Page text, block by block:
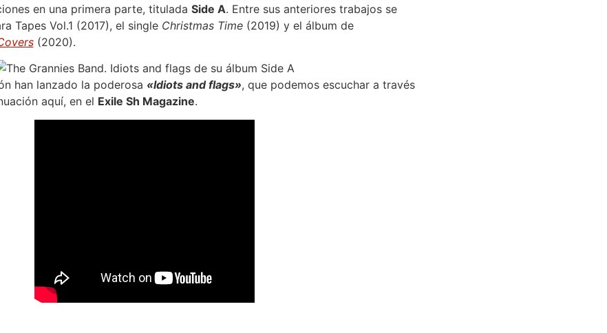
en una primera parte, titulada Side A. Entre sus anteriores trabajos se
Tapes Vol.1 (2017), el single Christmas Time(2019) y el álbum de
(2020).
han lanzado la poderosa «Idiots and flags», que podemos escuchar a través
aquí, en el Exile Sh Magazine.